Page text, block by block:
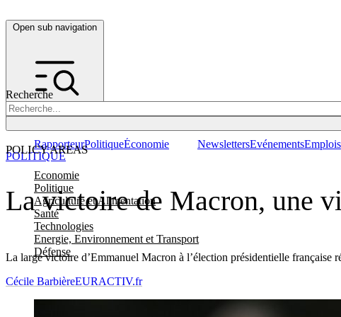
Open sub navigation
Recherche
POLICY AREAS
Economie
Politique
Agriculture et Alimentation
Santé
Technologies
Energie, Environnement et Transport
Défense
RapporteurPolitiqueÉconomie NewslettersEvénementsEmplois
La victoire de Macron, une
La large victoire d’Emmanuel Macron à l’élection présidentielle
POLITIQUE
Cécile BarbièreEURACTIV.fr